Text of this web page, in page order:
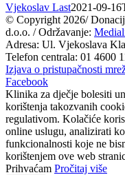
Vjekoslav Last2021-09-
© Copyright 2026/
d.o.o. / Održavanje:
Adresa: Ul. Vjekoslava
Telefon centrala: 01 4600
Izjava o pristupačnosti
Facebook
Klinika za dječje bolesiti
korištenja takozvanih
regulativom. Kolačiće
online uslugu, analizirati
funkcionalnosti koje ne
korištenjem ove web
Prihvaćam Pročitaj više